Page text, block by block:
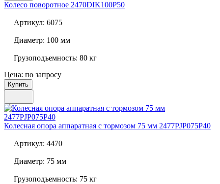
Колесо поворотное 2470DIK100P50
Артикул: 6075
Диаметр: 100 мм
Грузоподъемность: 80 кг
Цена: по запросу
Купить
Колесная опора аппаратная с тормозом 75 мм 2477PJP075P40
Артикул: 4470
Диаметр: 75 мм
Грузоподъемность: 75 кг